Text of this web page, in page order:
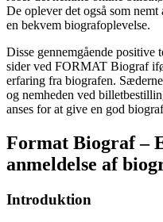
De oplever det også som
en bekvem biografoplevelse.
Disse gennemgående
sider ved FORMAT Biograf
erfaring fra biografen.
og nemheden ved
anses for at give en god
Format Biograf –
anmeldelse af
Introduktion